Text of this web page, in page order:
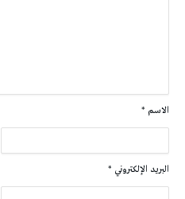
الاسم *
البريد الإلكتروني *